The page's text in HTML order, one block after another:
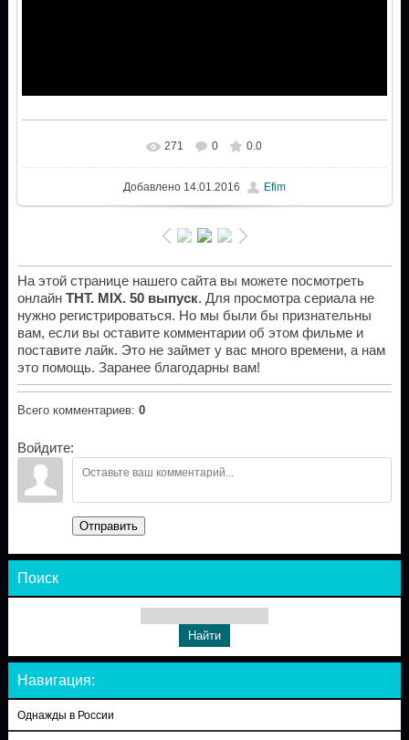
271 0 0.0
Добавлено14.01.2016 Efim
На этой странице нашего сайта вы можете посмотреть
онлайн ТНТ. MIX. 50 выпуск. Для просмотра сериала не
нужно регистрироваться. Но мы были бы признательны
вам, если вы оставите комментарии об этом фильме и
поставите лайк. Это не займет у вас много времени, а нам
это помощь. Заранее благодарны вам!
Всего комментариев: 0
Войдите:
Отправить
Поиск
Навигация:
Однажды в России